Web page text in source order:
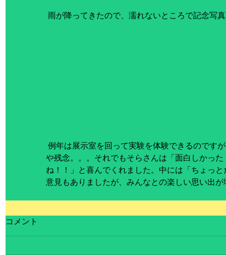
雨が降ってきたので、濡れないところで記念写
や残念。。。それでもそらさんは「面白しかっ
ね！！」と喜んでくれました。中には「ちょっ
意見もありましたが、みんなとの楽しい思い出
コメント